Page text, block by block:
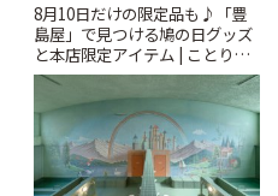
8月10日だけの限定品も♪「豊
島屋」で見つける鳩の日グッズ
と本店限定アイテム | ことりっ
ぷ